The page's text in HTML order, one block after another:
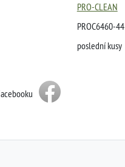
PRO-CLEAN
PROC6460-44
poslední kusy